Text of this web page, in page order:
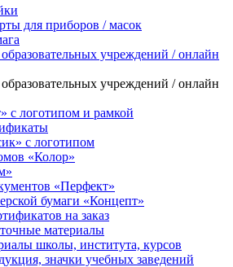
для приборов / масок
учреждений / онлайн
учреждений / онлайн
с логотипом и рамкой
с логотипом
«Колор»
«Перфект»
бумаги «Концепт»
на заказ
материалы
школы, института, курсов
значки учебных заведений